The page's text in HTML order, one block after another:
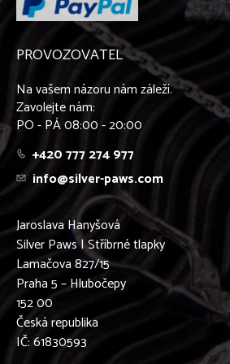
OSTATNÍ STŘÍBRNÉ ŠPERKY 925/1000
PŘÍVĚŠKY NA KLÍČE - OBECNÝ KOV
OSTATNÍ PRODUKTY
PROVOZOVATEL
Na vašem názoru nám záleží.
Zavolejte nám:
PO - PÁ 08:00 - 20:00
+420 777 274 977
info@silver-paws.com
Jaroslava Hanyšová
Silver Paws | Stříbrné tlapky
Lamačova 827/15
Praha 5 – Hlubočepy
152 00
Česká republika
IČ: 61830593